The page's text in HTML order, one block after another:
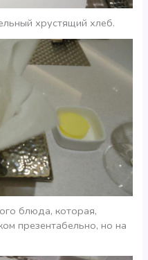
хрустящий хлеб.
блюда, которая,
презентабельно, но на